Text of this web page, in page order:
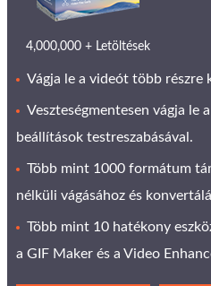
4,000,000 + Letöltések
Vágja le a videót több részre
Veszteségmentesen vágja le
beállítások testreszabásával.
Több mint 1000 formátum
nélküli vágásához és
Több mint 10 hatékony
a GIF Maker és a Video